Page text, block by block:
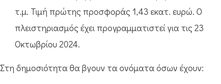
τ.μ. Τιμή πρώτης προσφοράς 1,43 εκατ. ευρώ. Ο
πλειστηριασμός έχει προγραμματιστεί για τις 23
Οκτωβρίου 2024.
Στη δημοσιότητα θα βγουν τα ονόματα όσων έχουν: